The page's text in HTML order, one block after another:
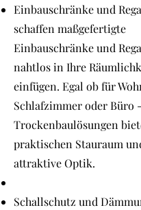
Einbauschränke und
schaffen maßgefertigte
Einbauschränke und
nahtlos in Ihre
einfügen. Egal ob für
Schlafzimmer oder Büro
Trockenbaulösungen
praktischen Stauraum
attraktive Optik.
Schallschutz und